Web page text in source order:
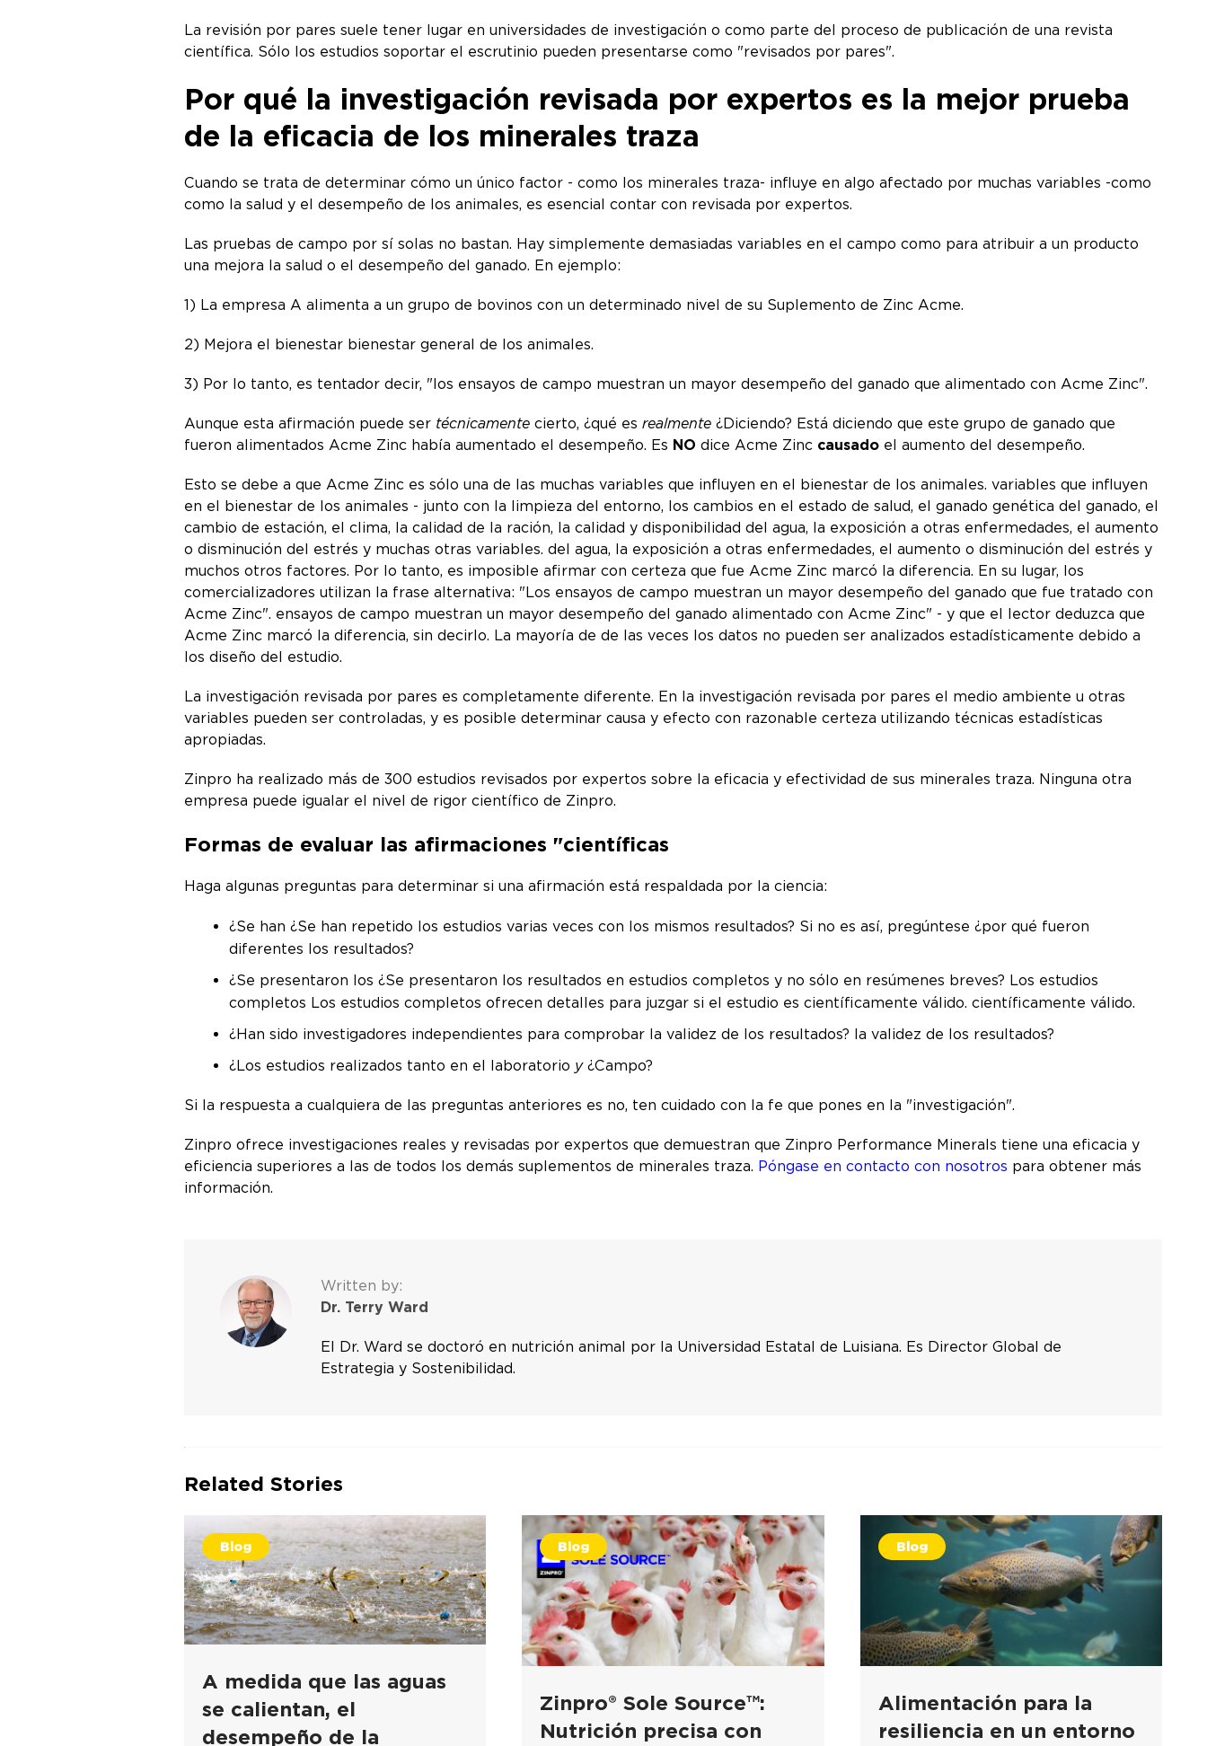
La revisión por pares suele tener lugar en universidades de investigación o como parte del proceso de publicación de una revista
científica. Sólo los estudios soportar el escrutinio pueden presentarse como "revisados por pares".
Por qué la investigación revisada por expertos es la mejor prueba
de la eficacia de los minerales traza
Cuando se trata de determinar cómo un único factor - como los minerales traza- influye en algo afectado por muchas variables -como
como la salud y el desempeño de los animales, es esencial contar con revisada por expertos.
Las pruebas de campo por sí solas no bastan. Hay simplemente demasiadas variables en el campo como para atribuir a un producto
una mejora la salud o el desempeño del ganado. En ejemplo:
1) La empresa A alimenta a un grupo de bovinos con un determinado nivel de su Suplemento de Zinc Acme.
2) Mejora el bienestar bienestar general de los animales.
3) Por lo tanto, es tentador decir, "los ensayos de campo muestran un mayor desempeño del ganado que alimentado con Acme Zinc".
Aunque esta afirmación puede ser técnicamente cierto, ¿qué es realmente ¿Diciendo? Está diciendo que este grupo de ganado que
fueron alimentados Acme Zinc había aumentado el desempeño. Es NO dice Acme Zinc causado el aumento del desempeño.
Esto se debe a que Acme Zinc es sólo una de las muchas variables que influyen en el bienestar de los animales. variables que influyen
en el bienestar de los animales - junto con la limpieza del entorno, los cambios en el estado de salud, el ganado genética del ganado, el
cambio de estación, el clima, la calidad de la ración, la calidad y disponibilidad del agua, la exposición a otras enfermedades, el aumento
o disminución del estrés y muchas otras variables. del agua, la exposición a otras enfermedades, el aumento o disminución del estrés y
muchos otros factores. Por lo tanto, es imposible afirmar con certeza que fue Acme Zinc marcó la diferencia. En su lugar, los
comercializadores utilizan la frase alternativa: "Los ensayos de campo muestran un mayor desempeño del ganado que fue tratado con
Acme Zinc". ensayos de campo muestran un mayor desempeño del ganado alimentado con Acme Zinc" - y que el lector deduzca que
Acme Zinc marcó la diferencia, sin decirlo. La mayoría de de las veces los datos no pueden ser analizados estadísticamente debido a
los diseño del estudio.
La investigación revisada por pares es completamente diferente. En la investigación revisada por pares el medio ambiente u otras
variables pueden ser controladas, y es posible determinar causa y efecto con razonable certeza utilizando técnicas estadísticas
apropiadas.
Zinpro ha realizado más de 300 estudios revisados por expertos sobre la eficacia y efectividad de sus minerales traza. Ninguna otra
empresa puede igualar el nivel de rigor científico de Zinpro.
Formas de evaluar las afirmaciones "científicas
Haga algunas preguntas para determinar si una afirmación está respaldada por la ciencia:
¿Se han ¿Se han repetido los estudios varias veces con los mismos resultados? Si no es así, pregúntese ¿por qué fueron
diferentes los resultados?
¿Se presentaron los ¿Se presentaron los resultados en estudios completos y no sólo en resúmenes breves? Los estudios
completos Los estudios completos ofrecen detalles para juzgar si el estudio es científicamente válido. científicamente válido.
¿Han sido investigadores independientes para comprobar la validez de los resultados? la validez de los resultados?
¿Los estudios realizados tanto en el laboratorio y¿Campo?
Si la respuesta a cualquiera de las preguntas anteriores es no, ten cuidado con la fe que pones en la "investigación".
Zinpro ofrece investigaciones reales y revisadas por expertos que demuestran que Zinpro Performance Minerals tiene una eficacia y
eficiencia superiores a las de todos los demás suplementos de minerales traza. Póngase en contacto con nosotros para obtener más
información.
Written by:
Dr. Terry Ward
El Dr. Ward se doctoró en nutrición animal por la Universidad Estatal de Luisiana. Es Director Global de
Estrategia y Sostenibilidad.
Related Stories
Blog
A medida que las aguas
se calientan, el
desempeño de la
Blog
Zinpro® Sole Source™:
Nutrición precisa con
Blog
Alimentación para la
resiliencia en un entorno